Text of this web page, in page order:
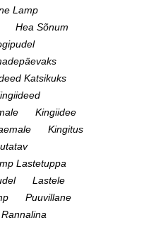
Lamp
Hea Sõnum
Katsikuks
Kingiidee
Kingitus
Lastetuppa
Lastele
Puuvillane
Rannalina